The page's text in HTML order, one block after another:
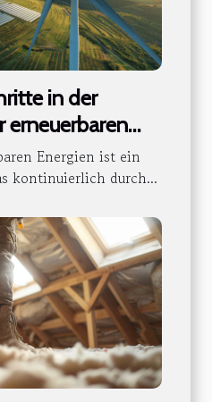
in der
erneuerbaren
Einfluss
Energien ist ein
kontinuierlich durch...